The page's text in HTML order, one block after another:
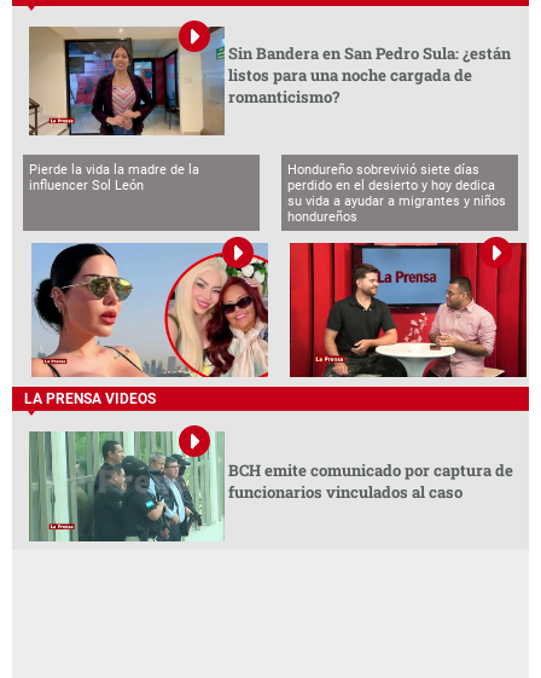
LA PRENSA VIDEOS
BCH emite comunicado por captura de
funcionarios vinculados al caso